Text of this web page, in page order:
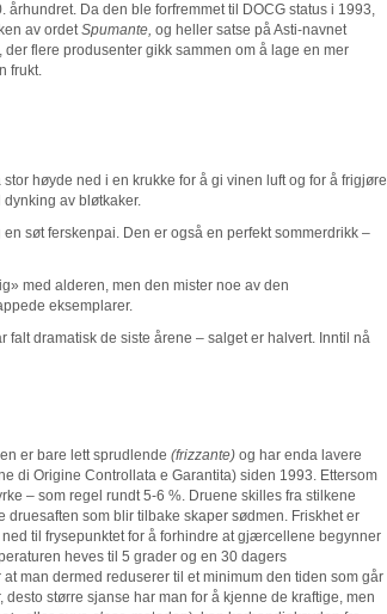
århundret. Da den ble forfremmet til DOCG status i 1993,
av ordetSpumante, og heller satse på Asti-navnet
flere produsenter gikk sammen om å lage en mer
frukt.
høyde ned i en krukke for å gi vinen luft og for å frigjøre
av bløtkaker.
søt ferskenpai. Den er også en perfekt sommerdrikk –
med alderen, men den mister noe av den
eksemplarer.
falt dramatisk de siste årene – salget er halvert. Inntil nå
er bare lett sprudlende (frizzante) og har enda lavere
di Origine Controllata e Garantita) siden 1993. Ettersom
– som regel rundt 5-6 %. Druene skilles fra stilkene
som blir tilbake skaper sødmen. Friskhet er
til frysepunktet for å forhindre at gjærcellene begynner
heves til 5 grader og en 30 dagers
man dermed reduserer til et minimum den tiden som går
større sjanse har man for å kjenne de kraftige, men